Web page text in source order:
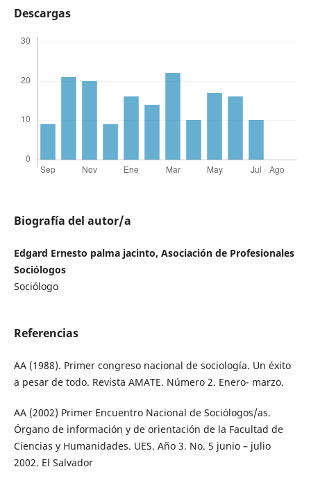
Descargas
Biografía del autor/a
Edgard Ernesto palma jacinto, Asociación de Profesionales
Sociólogos
Sociólogo
Referencias
AA (1988). Primer congreso nacional de sociología. Un éxito
a pesar de todo. Revista AMATE. Número 2. Enero- marzo.
AA (2002) Primer Encuentro Nacional de Sociólogos/as.
Órgano de información y de orientación de la Facultad de
Ciencias y Humanidades. UES. Año 3. No. 5 junio – julio
2002. El Salvador